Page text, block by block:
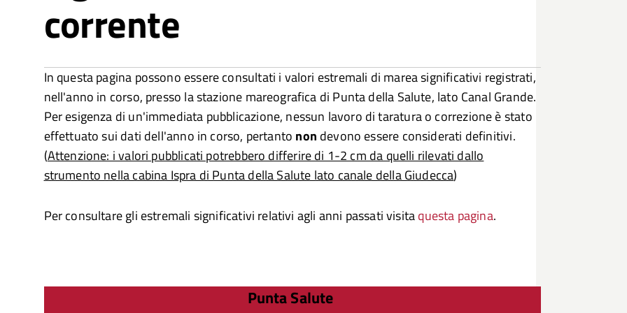
corrente
In questa pagina possono essere consultati i valori estremali di marea significativi registrati,
nell'anno in corso, presso la stazione mareografica di Punta della Salute, lato Canal Grande.
Per esigenza di un'immediata pubblicazione, nessun lavoro di taratura o correzione è stato
effettuato sui dati dell'anno in corso, pertanto non devono essere considerati definitivi.
(Attenzione: i valori pubblicati potrebbero differire di 1-2 cm da quelli rilevati dallo
strumento nella cabina Ispra di Punta della Salute lato canale della Giudecca)
Per consultare gli estremali significativi relativi agli anni passati visitaquesta pagina.
Punta Salute